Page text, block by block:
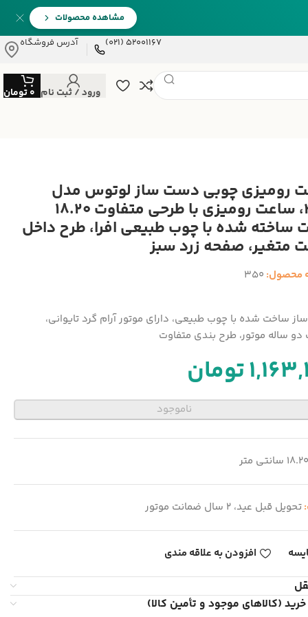
مشاهده محصولات
52001167 (021)
آدرس فروشگاه
ورود / ثبت نام 0تومان
رومیزی چوبی دست ساز لوتوس مدل
350، ساعت رومیزی با طرحی متفاوت 18.20
ساخته شده با چوب طبیعی افرا، طرح داخل
متغیر، صفحه زرد سبز
محصول: 350
ساخت شده با چوب طبیعی، دارای موتور آرام گرد تایوانی،
ساله موتور، طرح بندی متفاوت
تومان
ناموجود
18.20 سانتی متر
تحویل قبل عید، 2 سال ضمانت موتور
افزودن به علاقه مندی
(کالاهای موجود و تأمین کالا)